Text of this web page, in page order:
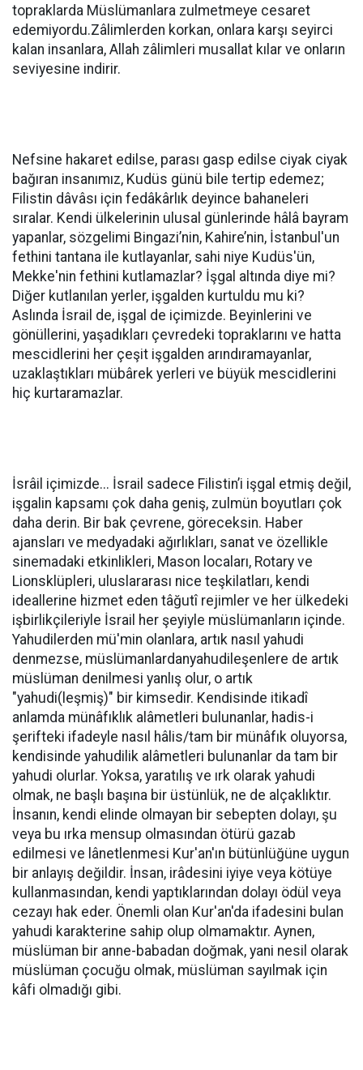
topraklarda Müslümanlara zulmetmeye cesaret
edemiyordu.Zâlimlerden korkan, onlara karşı seyirci
kalan insanlara, Allah zâlimleri musallat kılar ve onların
seviyesine indirir.
Nefsine hakaret edilse, parası gasp edilse ciyak ciyak
bağıran insanımız, Kudüs günü bile tertip edemez;
Filistin dâvâsı için fedâkârlık deyince bahaneleri
sıralar. Kendi ülkelerinin ulusal günlerinde hâlâ bayram
yapanlar, sözgelimi Bingazi’nin, Kahire’nin, İstanbul'un
fethini tantana ile kutlayanlar, sahi niye Kudüs'ün,
Mekke'nin fethini kutlamazlar? İşgal altında diye mi?
Diğer kutlanılan yerler, işgalden kurtuldu mu ki?
Aslında İsrail de, işgal de içimizde. Beyinlerini ve
gönüllerini, yaşadıkları çevredeki topraklarını ve hatta
mescidlerini her çeşit işgalden arındıramayanlar,
uzaklaştıkları mübârek yerleri ve büyük mescidlerini
hiç kurtaramazlar.
İsrâil içimizde... İsrail sadece Filistin’i işgal etmiş değil,
işgalin kapsamı çok daha geniş, zulmün boyutları çok
daha derin. Bir bak çevrene, göreceksin. Haber
ajansları ve medyadaki ağırlıkları, sanat ve özellikle
sinemadaki etkinlikleri, Mason locaları, Rotary ve
Lionsklüpleri, uluslararası nice teşkilatları, kendi
ideallerine hizmet eden tâğutî rejimler ve her ülkedeki
işbirlikçileriyle İsrail her şeyiyle müslümanların içinde.
Yahudilerden mü'min olanlara, artık nasıl yahudi
denmezse, müslümanlardanyahudileşenlere de artık
müslüman denilmesi yanlış olur, o artık
"yahudi(leşmiş)" bir kimsedir. Kendisinde itikadî
anlamda münâfıklık alâmetleri bulunanlar, hadis-i
şerifteki ifadeyle nasıl hâlis/tam bir münâfık oluyorsa,
kendisinde yahudilik alâmetleri bulunanlar da tam bir
yahudi olurlar. Yoksa, yaratılış ve ırk olarak yahudi
olmak, ne başlı başına bir üstünlük, ne de alçaklıktır.
İnsanın, kendi elinde olmayan bir sebepten dolayı, şu
veya bu ırka mensup olmasından ötürü gazab
edilmesi ve lânetlenmesi Kur'an'ın bütünlüğüne uygun
bir anlayış değildir. İnsan, irâdesini iyiye veya kötüye
kullanmasından, kendi yaptıklarından dolayı ödül veya
cezayı hak eder. Önemli olan Kur'an'da ifadesini bulan
yahudi karakterine sahip olup olmamaktır. Aynen,
müslüman bir anne-babadan doğmak, yani nesil olarak
müslüman çocuğu olmak, müslüman sayılmak için
kâfi olmadığı gibi.